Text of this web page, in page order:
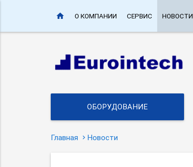
home О КОМПАНИИ СЕРВИС НОВОСТИ
ОБОРУДОВАНИЕ
Главная Новости